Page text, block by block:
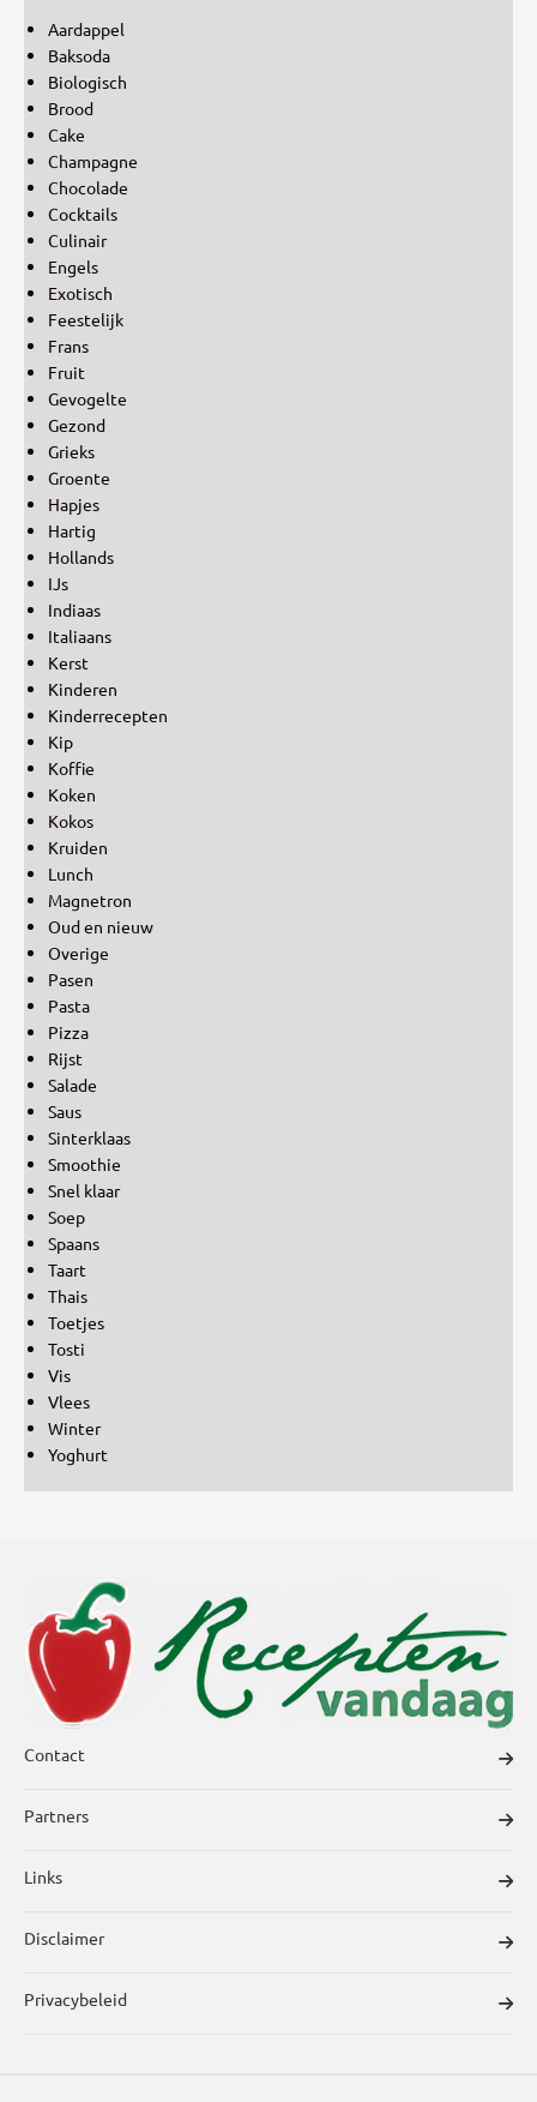
Aardappel
Baksoda
Biologisch
Brood
Cake
Champagne
Chocolade
Cocktails
Culinair
Engels
Exotisch
Feestelijk
Frans
Fruit
Gevogelte
Gezond
Grieks
Groente
Hapjes
Hartig
Hollands
IJs
Indiaas
Italiaans
Kerst
Kinderen
Kinderrecepten
Kip
Koffie
Koken
Kokos
Kruiden
Lunch
Magnetron
Oud en nieuw
Overige
Pasen
Pasta
Pizza
Rijst
Salade
Saus
Sinterklaas
Smoothie
Snel klaar
Soep
Spaans
Taart
Thais
Toetjes
Tosti
Vis
Vlees
Winter
Yoghurt
Contact
Partners
Links
Disclaimer
Privacybeleid